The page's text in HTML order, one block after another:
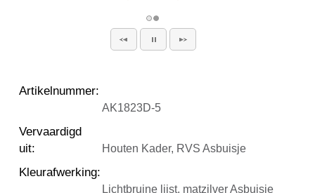
Artikelnummer:
AK1823D-5
Vervaardigd
uit: Houten Kader, RVS Asbuisje
Kleurafwerking:
Lichtbruine lijst, matzilver Asbuisje